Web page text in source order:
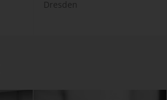
Dresden